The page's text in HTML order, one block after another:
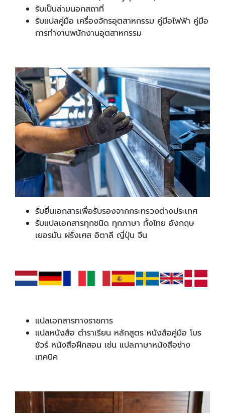
รับเป็นล่ามนอกสถาที่
รับแปลคู่มือ เครื่องจักรอุตสาหกรรม คู่มือไฟฟ้า คู่มือ
การทำงานพนักงานอุตสาหกรรม
รับยื่นเอกสารเพื่อรับรองจากกระทรวงต่างประเทศ
รับแปลเอกสารทุกชนิด ทุกภาษา ทั้งไทย อังกฤษ
เยอรมัน ฝรั่งเศส อิตาลี ญี่ปุ่น จีน
แปลเอกสารทางราชการ
แปลหนังสือ ตำราเรียน หลักสูตร หนังสือคู่มือ โบร
ชัวร์ หนังสือฝึกสอน เช่น แปลภาษาหนังสือช่าง
เทคนิค